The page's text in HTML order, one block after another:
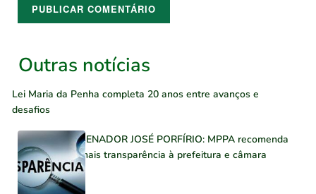
Outras notícias
Lei Maria da Penha completa 20 anos entre avanços e
desafios
SENADOR JOSÉ PORFÍRIO: MPPA recomenda
mais transparência à prefeitura e câmara